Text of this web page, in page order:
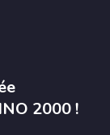
2000 !